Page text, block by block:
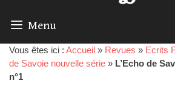
Menu
Vous êtes ici : Accueil » Revues » Ecrits
de Savoie nouvelle série » L’Echo de
n°1